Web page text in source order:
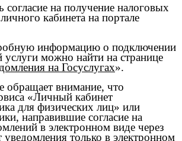
согласие на получение налоговых
кабинета на портале
информацию о подключении
можно найти на странице
на Госуслугах».
обращает внимание, что
«Личный кабинет
для физических лиц» или
направившие согласие на
в электронном виде через
только в электронном